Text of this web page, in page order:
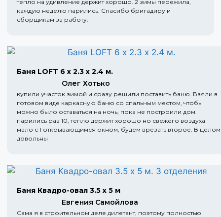
тепло на удивление держит хорошо. 2 зимы пережила,
каждую неделю парились. Спасибо бригадиру и
сборщикам за работу.
Баня LOFT 6 х 2.3 х 2.4 м.
Олег Хотько
купили участок зимой и сразу решили поставить баню. Взяли в
готовом виде каркасную баню со спальным местом, чтобы
можно было оставаться на ночь, пока не построили дом.
парились раз 10, тепло держит хорошо но свежего воздуха
мало с 1 открывающимся окном, будем врезать второе. В целом
довольны
Баня Квадро-овал 3.5 х 5 м
Евгения Самойлова
Сама я в строительном деле дилетант, поэтому полностью